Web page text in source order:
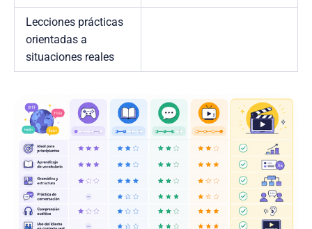
Lecciones prácticas
orientadas a
situaciones reales